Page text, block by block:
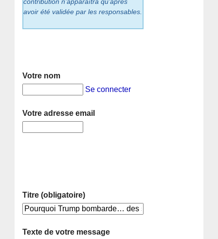
avoir été validée par les responsables.
Votre nom
Se connecter
Votre adresse email
Titre (obligatoire)
Texte de votre message